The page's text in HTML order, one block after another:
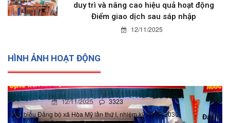
duy trì và nâng cao hiệu quả hoạt động
Điểm giao dịch sau sáp nhập
12/11/2025
HÌNH ẢNH HOẠT ĐỘNG
12/11/2025 0
Đại hội đại biểu Đảng bộ xã Hòa Mỹ lần thứ I, nhiệm kỳ 2025-